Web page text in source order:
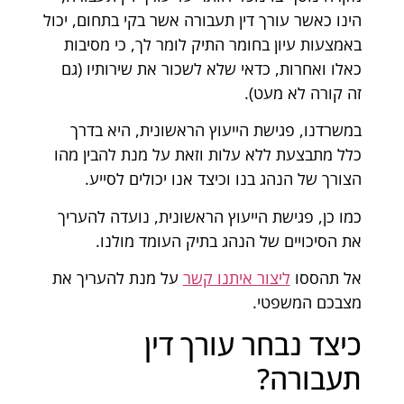
הינו כאשר עורך דין תעבורה אשר בקי בתחום, יכול
באמצעות עיון בחומר התיק לומר לך, כי מסיבות
כאלו ואחרות, כדאי שלא לשכור את שירותיו (גם
זה קורה לא מעט).
במשרדנו, פגישת הייעוץ הראשונית, היא בדרך
כלל מתבצעת ללא עלות וזאת על מנת להבין מהו
הצורך של הנהג בנו וכיצד אנו יכולים לסייע.
כמו כן, פגישת הייעוץ הראשונית, נועדה להעריך
את הסיכויים של הנהג בתיק העומד מולנו.
אל תהססו ליצור איתנו קשר על מנת להעריך את
מצבכם המשפטי.
כיצד נבחר עורך דין
תעבורה?